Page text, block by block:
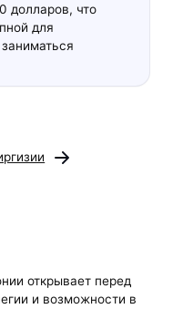
долларов, что
для
открывает перед
и возможности в